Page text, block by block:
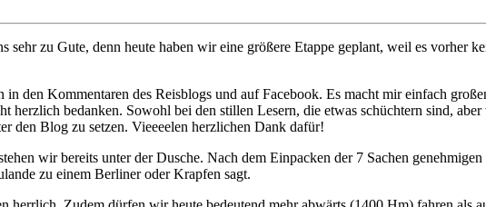
zu Gute, denn heute haben wir eine größere Etappe geplant, weil es vorher
den Kommentaren des Reisblogs und auf Facebook. Es macht mir einfach
herzlich bedanken. Sowohl bei den stillen Lesern, die etwas schüchtern sind,
den Blog zu setzen. Vieeeelen herzlichen Dank dafür!
wir bereits unter der Dusche. Nach dem Einpacken der 7 Sachen
zu einem Berliner oder Krapfen sagt.